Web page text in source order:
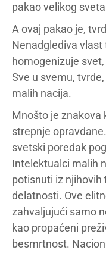
pakao velikog
A ovaj pakao je,
Nenadglediva
homogenizuje
Sve u svemu,
malih nacija.
Mnošto je znakova
strepnje
svetski poredak
Intelektualci malih
potisnuti iz
delatnosti. Ove
zahvaljujući samo
kao propaćeni
besmrtnost.